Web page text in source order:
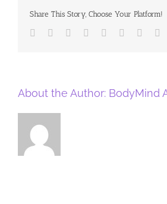
Share This Story, Choose Your Platform!
Facebook
TwitterLinkedIn
Reddit WhatsappGoogle+
Tumblr
About the Author: BodyMind